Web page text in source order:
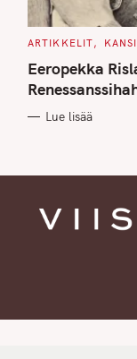
C
T
E
G
O
I
ARTIKKELIT KANSI
Eeropekka
Lue lisää